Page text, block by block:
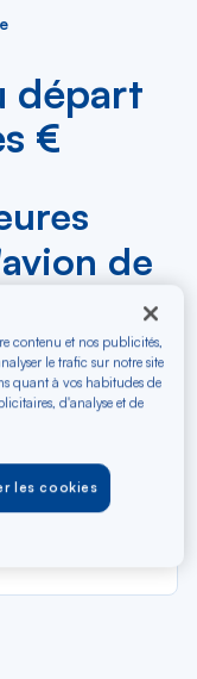
départ
€
de
contenu et nos publicités,
le trafic sur notre site
quant à vos habitudes de
d'analyse et de
les cookies